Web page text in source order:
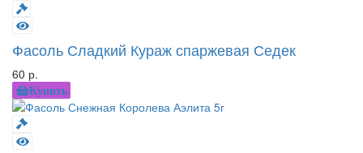
Фасоль Сладкий Кураж спаржевая Седек
60 р.
Купить